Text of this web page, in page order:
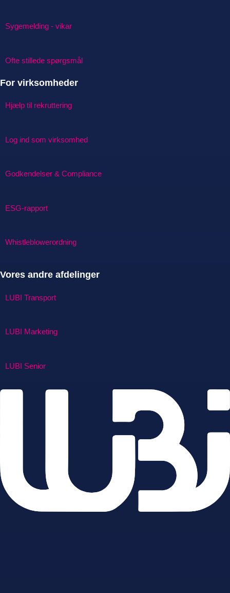
Sygemelding - vikar
Ofte stillede spørgsmål
For virksomheder
Hjælp til rekruttering
Log ind som virksomhed
Godkendelser & Compliance
ESG-rapport
Whistleblowerordning
Vores andre afdelinger
LUBI Transport
LUBI Marketing
LUBI Senior